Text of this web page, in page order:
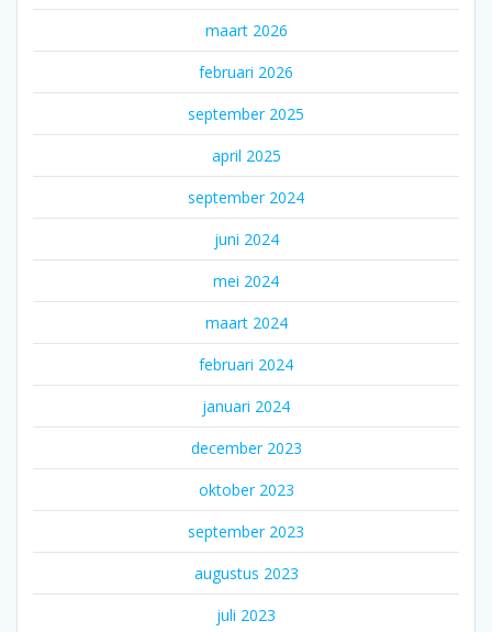
maart 2026
februari 2026
september 2025
april 2025
september 2024
juni 2024
mei 2024
maart 2024
februari 2024
januari 2024
december 2023
oktober 2023
september 2023
augustus 2023
juli 2023